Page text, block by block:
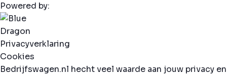
Powered by:
Privacyverklaring
Cookies
Bedrijfswagen.nl hecht veel waarde aan jouw privacy en